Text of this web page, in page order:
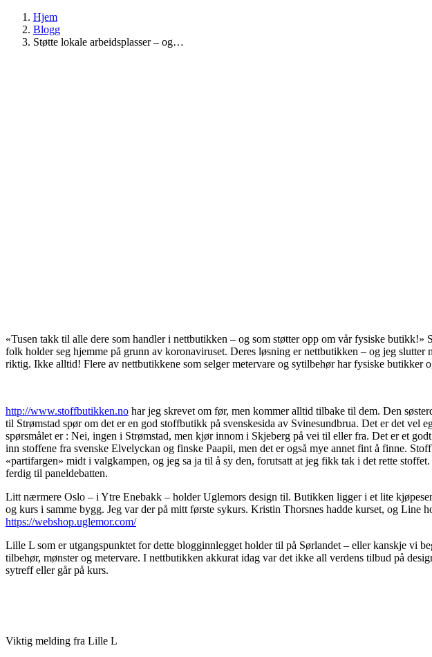
Hjem
Blogg
Støtte lokale arbeidsplasser – og…
«Tusen takk til alle dere som handler i nettbutikken – og som støtter opp om vår fysiske
folk holder seg hjemme på grunn av koronaviruset. Deres løsning er nettbutikken – og jeg
riktig. Ikke alltid! Flere av nettbutikkene som selger metervare og sytilbehør har fysiske
http://www.stoffbutikken.no har jeg skrevet om før, men kommer alltid tilbake til dem. Den
til Strømstad spør om det er en god stoffbutikk på svenskesida av Svinesundbrua. Det er det vel
spørsmålet er : Nei, ingen i Strømstad, men kjør innom i Skjeberg på vei til eller fra. Det er et
inn stoffene fra svenske Elvelyckan og finske Paapii, men det er også mye annet fint å finne.
«partifargen» midt i valgkampen, og jeg sa ja til å sy den, forutsatt at jeg fikk tak i det rette
ferdig til paneldebatten.
Litt nærmere Oslo – i Ytre Enebakk – holder Uglemors design til. Butikken ligger i et lite
og kurs i samme bygg. Jeg var der på mitt første sykurs. Kristin Thorsnes hadde kurset, og
https://webshop.uglemor.com/
Lille L som er utgangspunktet for dette blogginnlegget holder til på Sørlandet – eller kanskje vi
tilbehør, mønster og metervare. I nettbutikken akkurat idag var det ikke all verdens tilbud på
sytreff eller går på kurs.
Viktig melding fra Lille L